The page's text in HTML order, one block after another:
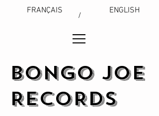
FRANÇAIS
/
ENGLISH
BONGO JOE
RECORDS